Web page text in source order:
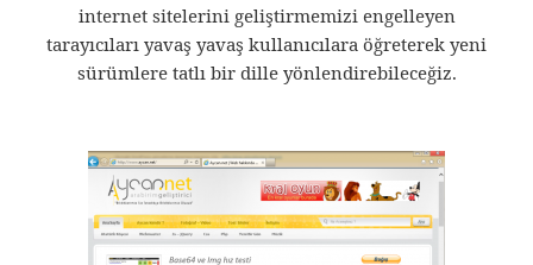
internet sitelerini geliştirmemizi engelleyen
tarayıcıları yavaş yavaş kullanıcılara öğreterek yeni
sürümlere tatlı bir dille yönlendirebileceğiz.